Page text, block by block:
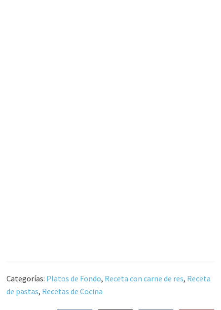
Categorías: Platos de Fondo, Receta con carne de res, Receta
de pastas, Recetas de Cocina